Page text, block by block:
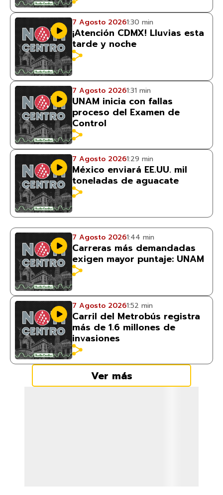
7 Agosto 20261:30 min
¡Atención CDMX! Lluvias esta
tarde y noche
7 Agosto 20261:31 min
UNAM inicia con fallas
proceso del Examen de
Control
7 Agosto 20261:29 min
México enviará EE.UU. mil
toneladas de aguacate
7 Agosto 20261:44 min
Carreras más demandadas
exigen mayor puntaje: UNAM
7 Agosto 20261:52 min
Carril del Metrobús registra
más de 1.6 millones de
invasiones
Ver más